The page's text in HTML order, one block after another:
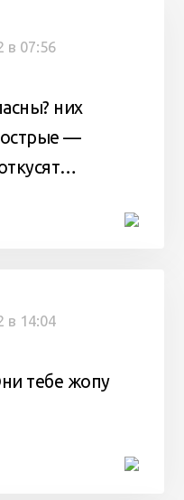
в 07:56
них
острые —
в 14:04
тебе жопу